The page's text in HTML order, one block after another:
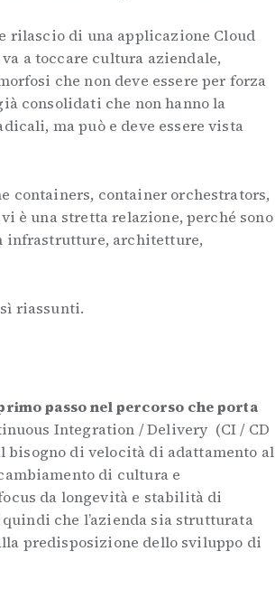
rilascio di una applicazione Cloud
a toccare cultura aziendale,
che non deve essere per forza
consolidati che non hanno la
ma può e deve essere vista
containers, container orchestrators,
è una stretta relazione, perché sono
infrastrutture, architetture,
riassunti.
passo nel percorso che porta
Integration / Delivery (CI / CD
bisogno di velocità di adattamento al
di cultura e
da longevità e stabilità di
che l’azienda sia strutturata
predisposizione dello sviluppo di